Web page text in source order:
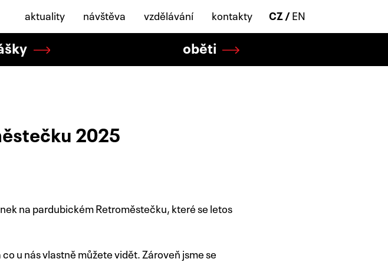
aktuality návštěva vzdělávání kontakty CZ EN
oběti
2025
na pardubickém Retroměstečku, které se letos
u nás vlastně můžete vidět. Zároveň jsme se